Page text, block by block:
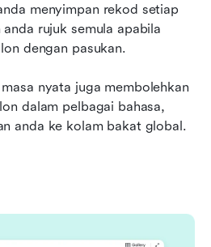
menyimpan rekod setiap
rujuk semula apabila
dengan pasukan.
nyata juga membolehkan
dalam pelbagai bahasa,
anda ke kolam bakat global.